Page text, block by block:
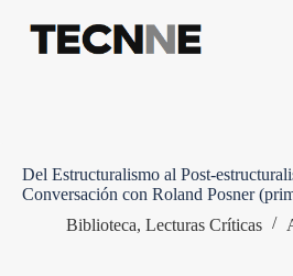
contenido
Del Estructuralismo al Post-
Conversación con Roland Posner
Biblioteca, Lecturas Críticas